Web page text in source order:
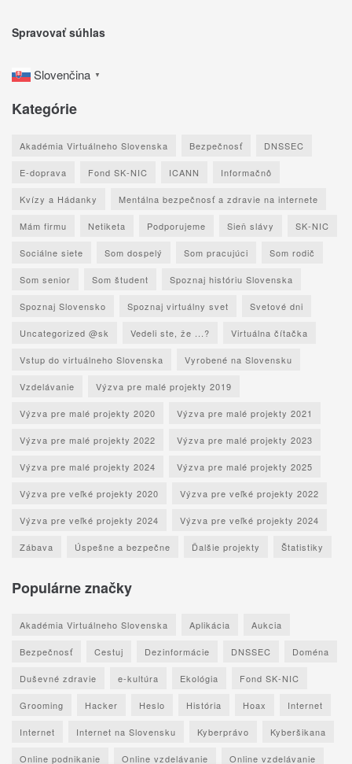
Spravovať súhlas
Slovenčina ▼
Kategórie
Akadémia Virtuálneho Slovenska Bezpečnosť DNSSEC
E-doprava Fond SK-NIC ICANN Informačnô
Kvízy a Hádanky Mentálna bezpečnosť a zdravie na internete
Mám firmu Netiketa Podporujeme Sieň slávy SK-NIC
Sociálne siete Som dospelý Som pracujúci Som rodič
Som senior Som študent Spoznaj históriu Slovenska
Spoznaj Slovensko Spoznaj virtuálny svet Svetové dni
Uncategorized @sk Vedeli ste, že ...? Virtuálna čítačka
Vstup do virtuálneho Slovenska Vyrobené na Slovensku
Vzdelávanie Výzva pre malé projekty 2019
Výzva pre malé projekty 2020 Výzva pre malé projekty 2021
Výzva pre malé projekty 2022 Výzva pre malé projekty 2023
Výzva pre malé projekty 2024 Výzva pre malé projekty 2025
Výzva pre veľké projekty 2020 Výzva pre veľké projekty 2022
Výzva pre veľké projekty 2024 Výzva pre veľké projekty 2024
Zábava Úspešne a bezpečne Ďalšie projekty Štatistiky
Populárne značky
Akadémia Virtuálneho Slovenska Aplikácia Aukcia
Bezpečnosť Cestuj Dezinformácie DNSSEC Doména
Duševné zdravie e-kultúra Ekológia Fond SK-NIC
Grooming Hacker Heslo História Hoax Internet
Internet Internet na Slovensku Kyberprávo Kyberšikana
Online podnikanie Online vzdelávanie Online vzdelávanie